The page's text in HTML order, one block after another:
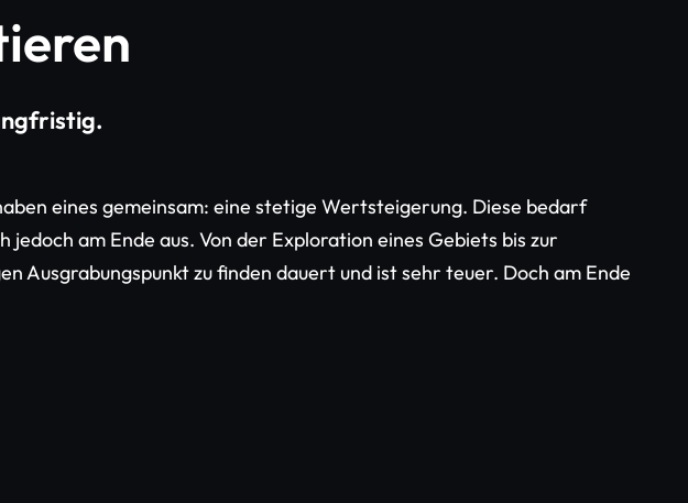
eines gemeinsam: eine stetige Wertsteigerung. Diese bedarf
am Ende aus. Von der Exploration eines Gebiets bis zur
Ausgrabungspunkt zu finden dauert und ist sehr teuer. Doch am Ende